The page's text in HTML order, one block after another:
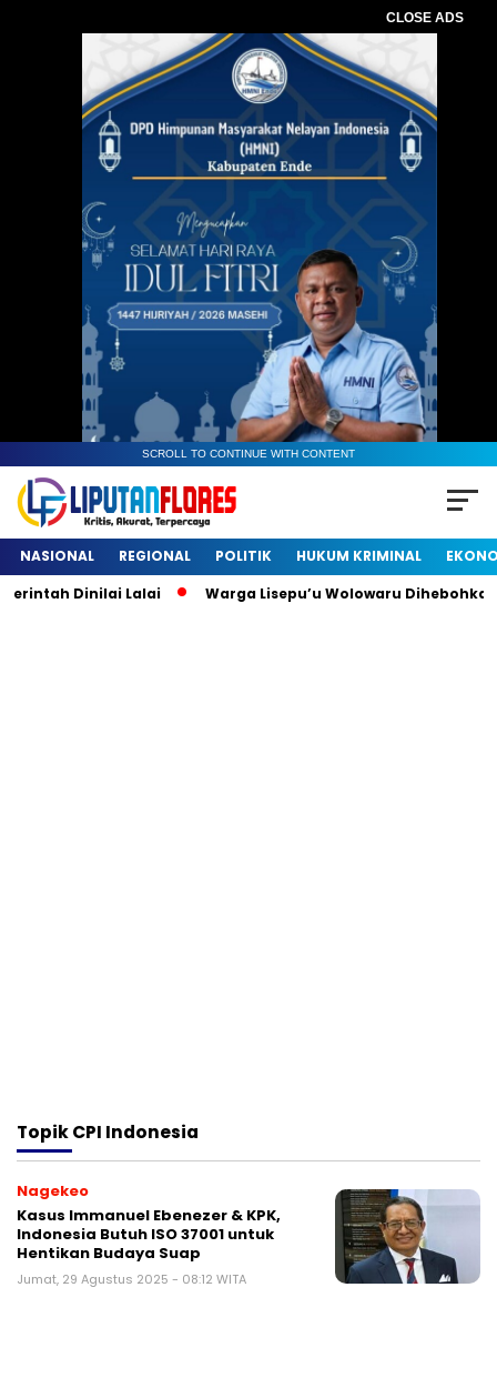
CLOSE ADS
SCROLL TO CONTINUE WITH CONTENT
NASIONAL REGIONAL POLITIK HUKUM KRIMINAL
Dinilai Lalai
Warga Lisepu’u Wolowaru
TopikCPI Indonesia
Nagekeo
Kasus Immanuel Ebenezer & KPK,
Indonesia Butuh ISO 37001 untuk
Hentikan Budaya Suap
Jumat, 29 Agustus 2025 - 08:12 WITA